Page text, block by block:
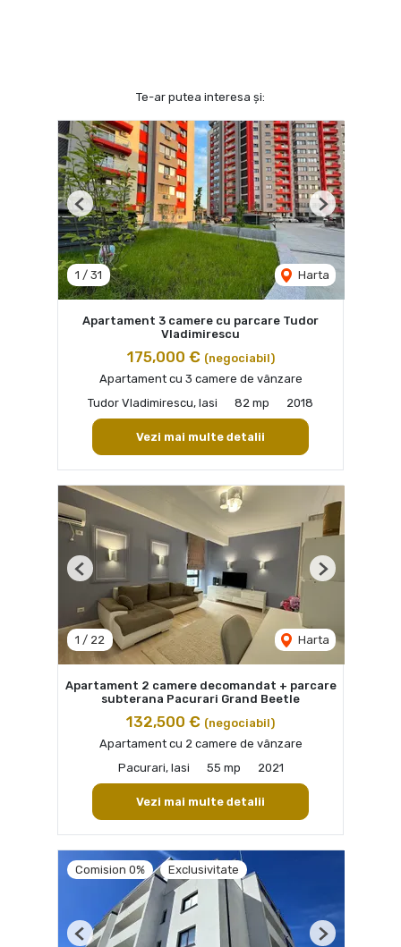
Te-ar putea interesa și:
1 / 31 Harta
Previous Next
Apartament 3 camere cu parcare Tudor
Vladimirescu
175,000 € (negociabil)
Apartament cu 3 camere de vânzare
Tudor Vladimirescu, Iasi
82 mp 2018
Vezi mai multe detalii
1 / 22 Harta
Previous Next
Apartament 2 camere decomandat + parcare
subterana Pacurari Grand Beetle
132,500 € (negociabil)
Apartament cu 2 camere de vânzare
Pacurari, Iasi
55 mp 2021
Vezi mai multe detalii
Comision 0% Exclusivitate
Previous Next